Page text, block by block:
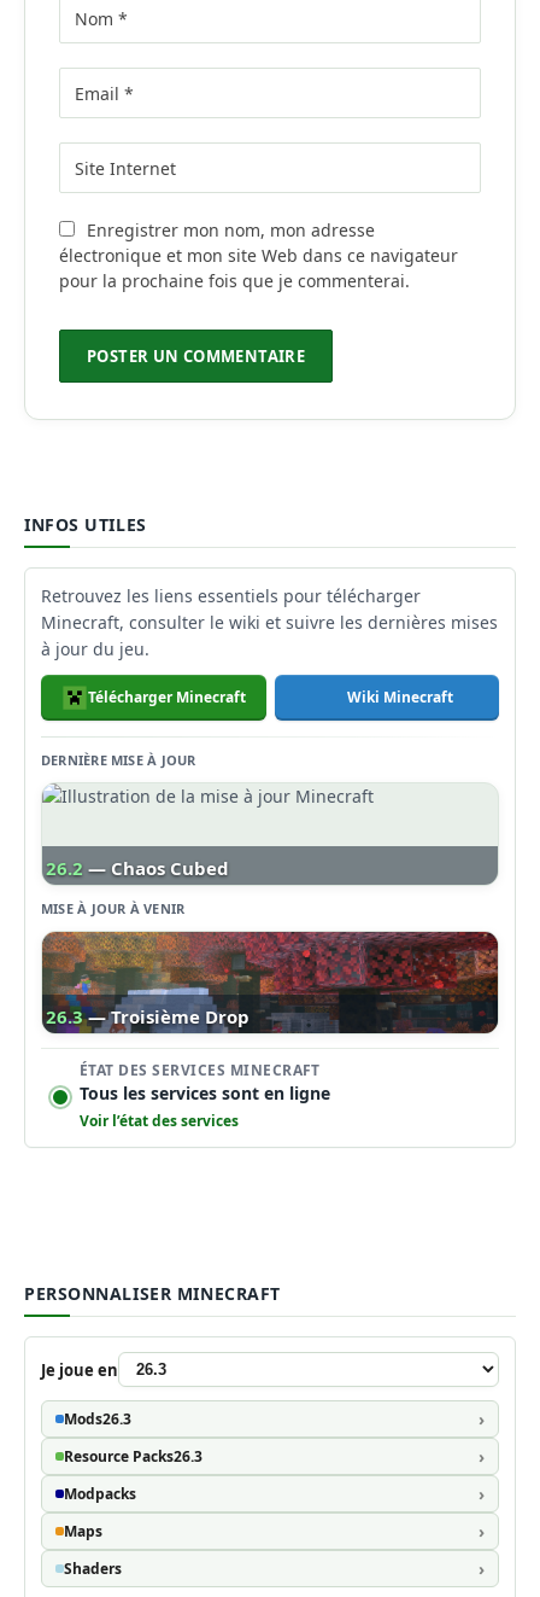
Enregistrer mon nom, mon adresse
électronique et mon site Web dans ce navigateur
pour la prochaine fois que je commenterai.
INFOS UTILES
Retrouvez les liens essentiels pour télécharger
Minecraft, consulter le wiki et suivre les dernières mises
à jour du jeu.
Télécharger Minecraft Wiki Minecraft
DERNIÈRE MISE À JOUR
26.2 — Chaos Cubed
MISE À JOUR À VENIR
26.3 — Troisième Drop
ÉTAT DES SERVICES MINECRAFT
Tous les services sont en ligne
Voir l’état des services
PERSONNALISER MINECRAFT
Je joue en
Mods26.3
Resource Packs26.3
Modpacks
Maps
Shaders